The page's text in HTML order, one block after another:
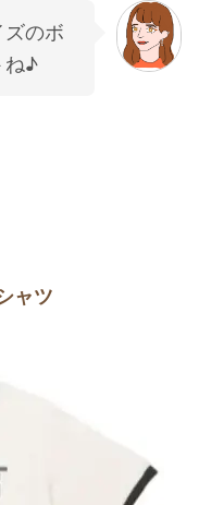
のボ
ね♪
ャツ